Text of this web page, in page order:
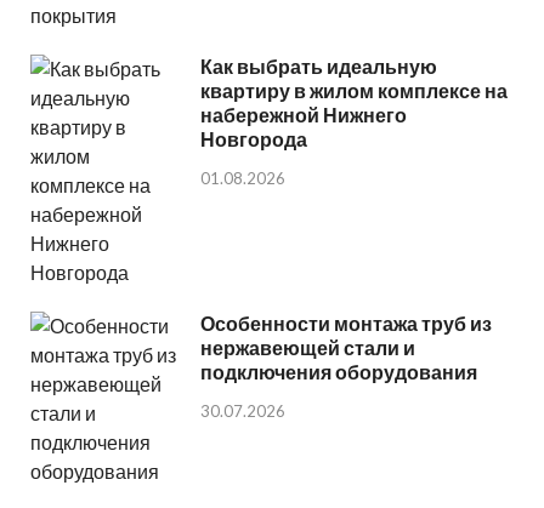
Как выбрать идеальную
квартиру в жилом комплексе на
набережной Нижнего
Новгорода
01.08.2026
Особенности монтажа труб из
нержавеющей стали и
подключения оборудования
30.07.2026